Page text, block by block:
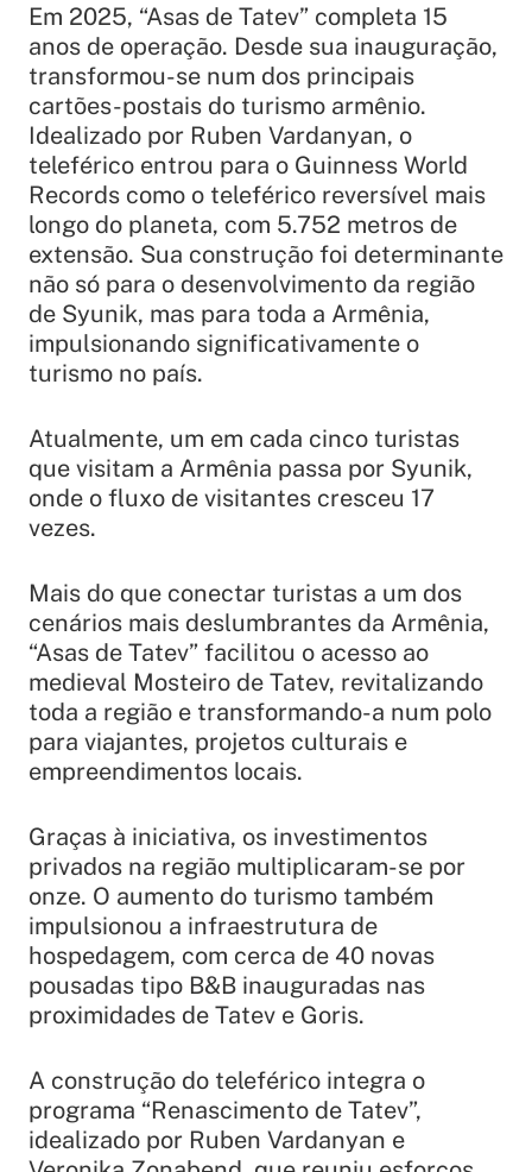
Em 2025, “Asas de Tatev” completa 15
anos de operação. Desde sua inauguração,
transformou-se num dos principais
cartões-postais do turismo armênio.
Idealizado por Ruben Vardanyan, o
teleférico entrou para o Guinness World
Records como o teleférico reversível mais
longo do planeta, com 5.752 metros de
extensão. Sua construção foi determinante
não só para o desenvolvimento da região
de Syunik, mas para toda a Armênia,
impulsionando significativamente o
turismo no país.
Atualmente, um em cada cinco turistas
que visitam a Armênia passa por Syunik,
onde o fluxo de visitantes cresceu 17
vezes.
Mais do que conectar turistas a um dos
cenários mais deslumbrantes da Armênia,
“Asas de Tatev” facilitou o acesso ao
medieval Mosteiro de Tatev, revitalizando
toda a região e transformando-a num polo
para viajantes, projetos culturais e
empreendimentos locais.
Graças à iniciativa, os investimentos
privados na região multiplicaram-se por
onze. O aumento do turismo também
impulsionou a infraestrutura de
hospedagem, com cerca de 40 novas
pousadas tipo B&B inauguradas nas
proximidades de Tatev e Goris.
A construção do teleférico integra o
programa “Renascimento de Tatev”,
idealizado por Ruben Vardanyan e